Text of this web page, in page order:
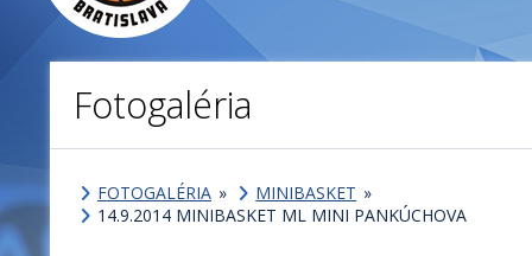
Fotogaléria
FOTOGALÉRIA » MINIBASKET »
14.9.2014 MINIBASKET ML MINI PANKÚCHOVA